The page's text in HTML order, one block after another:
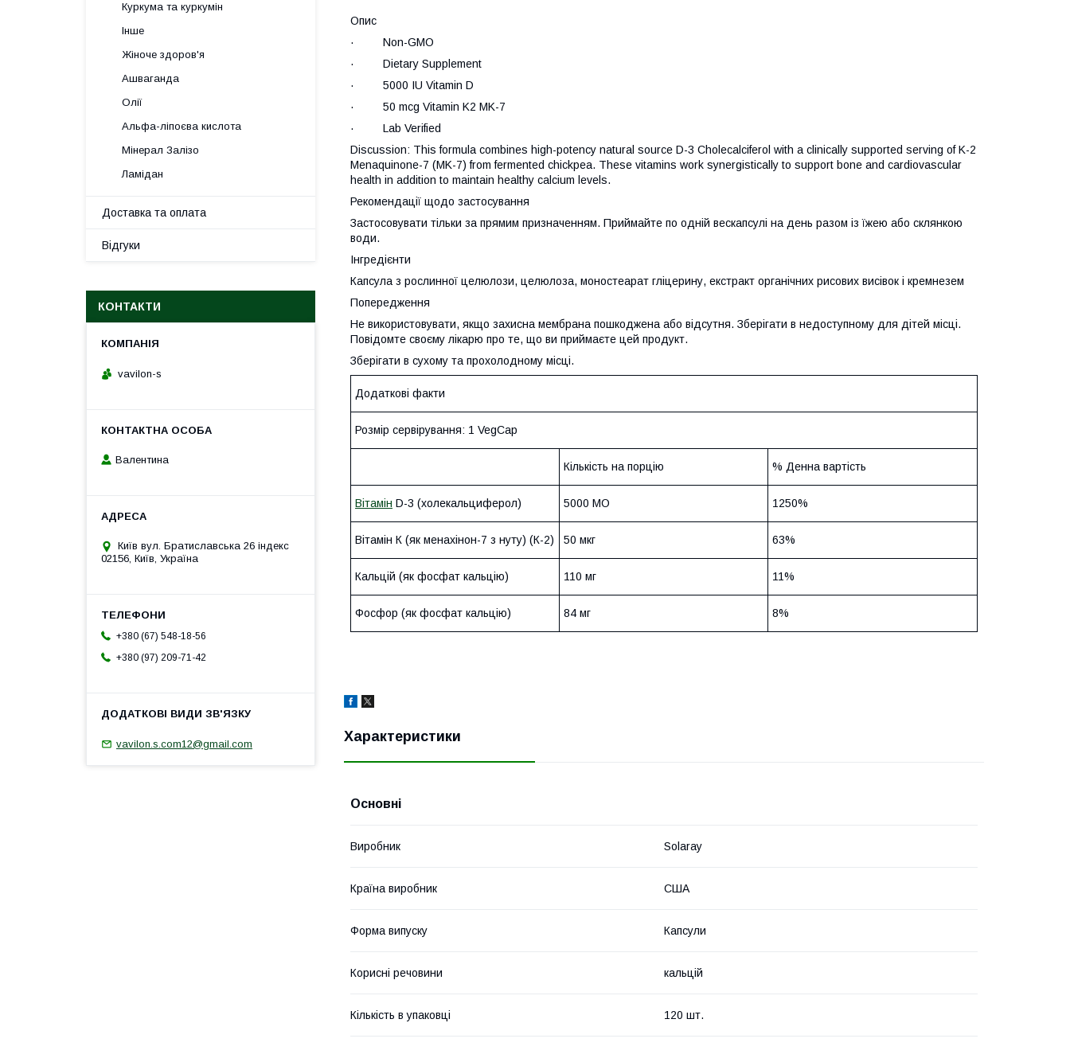
Опис
· Non-GMO
· Dietary Supplement
· 5000 IU Vitamin D
· 50 mcg Vitamin K2 MK-7
· Lab Verified
Discussion: This formula combines high-potency natural source D-3 Cholecalciferol with a clinically supported serving of K-2
Menaquinone-7 (MK-7) from fermented chickpea. These vitamins work synergistically to support bone and cardiovascular
health in addition to maintain healthy calcium levels.
Рекомендації щодо застосування
Застосовувати тільки за прямим призначенням. Приймайте по одній вескапсулі на день разом із їжею або склянкою
води.
Інгредієнти
Капсула з рослинної целюлози, целюлоза, моностеарат гліцерину, екстракт органічних рисових висівок і кремнезем
Попередження
Не використовувати, якщо захисна мембрана пошкоджена або відсутня. Зберігати в недоступному для дітей місці.
Повідомте своєму лікарю про те, що ви приймаєте цей продукт.
Зберігати в сухому та прохолодному місці.
Додаткові факти
Розмір сервірування: 1 VegCap
Кількість на порцію % Денна вартість
Вітамін D-3 (холекальциферол) 5000 МО 1250%
Вітамін К (як менахінон-7 з нуту) (К-2) 50 мкг 63%
Кальцій (як фосфат кальцію) 110 мг 11%
Фосфор (як фосфат кальцію) 84 мг 8%
Характеристики
Основні
Виробник Solaray
Країна виробник США
Форма випуску Капсули
Корисні речовини кальцій
Кількість в упаковці 120 шт.
Куркума та куркумін
Інше
Жіноче здоров'я
Ашваганда
Олії
Альфа-ліпоєва кислота
Мінерал Залізо
Ламідан
Доставка та оплата
Відгуки
КОНТАКТИ
vavilon-s
Валентина
Київ вул. Братиславська 26 індекс
02156, Київ, Україна
+380 (67) 548-18-56
+380 (97) 209-71-42
vavilon.s.com12@gmail.com